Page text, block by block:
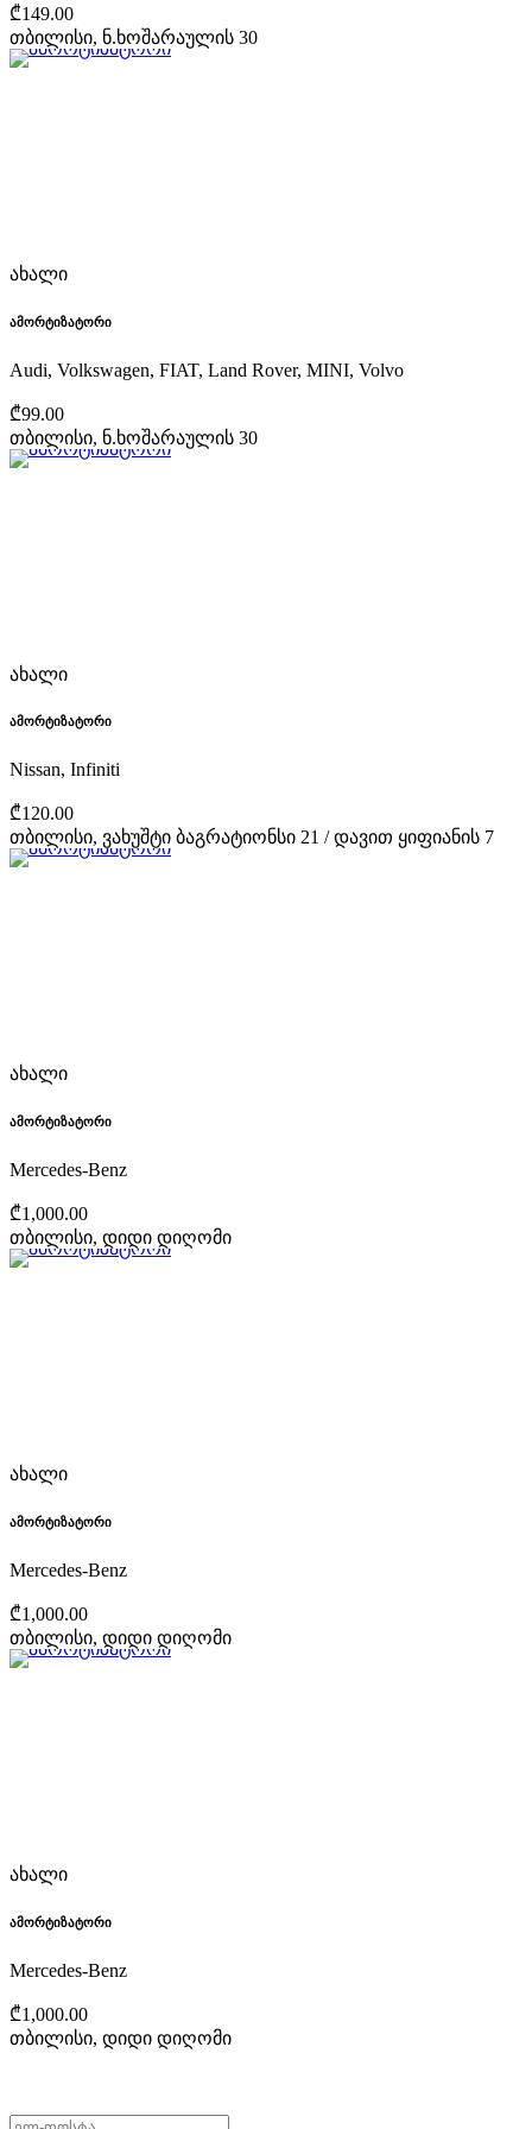
₾149.00
თბილისი, ნ.ხოშარაულის 30
ახალი
ამორტიზატორი
Audi, Volkswagen, FIAT, Land Rover, MINI, Volvo
₾99.00
თბილისი, ნ.ხოშარაულის 30
ახალი
ამორტიზატორი
Nissan, Infiniti
₾120.00
თბილისი, ვახუშტი ბაგრატიონსი 21 / დავით ყიფიანის 7
ახალი
ამორტიზატორი
Mercedes-Benz
₾1,000.00
თბილისი, დიდი დიღომი
ახალი
ამორტიზატორი
Mercedes-Benz
₾1,000.00
თბილისი, დიდი დიღომი
ახალი
ამორტიზატორი
Mercedes-Benz
₾1,000.00
თბილისი, დიდი დიღომი